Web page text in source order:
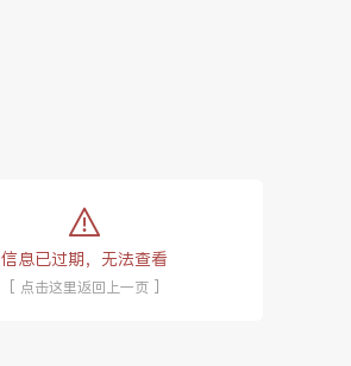
tip:
信息已过期，无法查看
[ 点击这里返回上一页 ]